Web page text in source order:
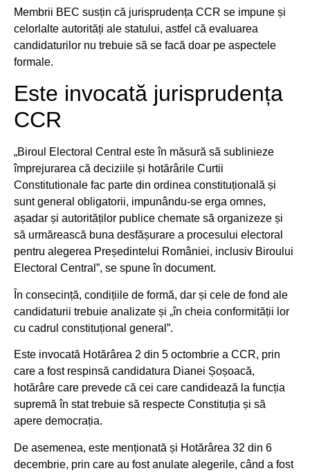
Membrii BEC susțin că jurisprudența CCR se impune și
celorlalte autorități ale statului, astfel că evaluarea
candidaturilor nu trebuie să se facă doar pe aspectele
formale.
Este invocată jurisprudența
CCR
„Biroul Electoral Central este în măsură sã sublinieze
împrejurarea că deciziile și hotărârile Curtii
Constitutionale fac parte din ordinea constituțională și
sunt general obligatorii, impunându-se erga omnes,
așadar și autorităților publice chemate să organizeze și
să urmărească buna desfășurare a procesului electoral
pentru alegerea Președintelui României, inclusiv Biroului
Electoral Central”, se spune în document.
În consecință, condițiile de formă, dar și cele de fond ale
candidaturii trebuie analizate și „în cheia conformității lor
cu cadrul constituțional general”.
Este invocată Hotărârea 2 din 5 octombrie a CCR, prin
care a fost respinsă candidatura Dianei Șoșoacă,
hotărâre care prevede că cei care candidează la funcția
supremă în stat trebuie să respecte Constituția și să
apere democrația.
De asemenea, este menționată și Hotărârea 32 din 6
decembrie, prin care au fost anulate alegerile, când a fost